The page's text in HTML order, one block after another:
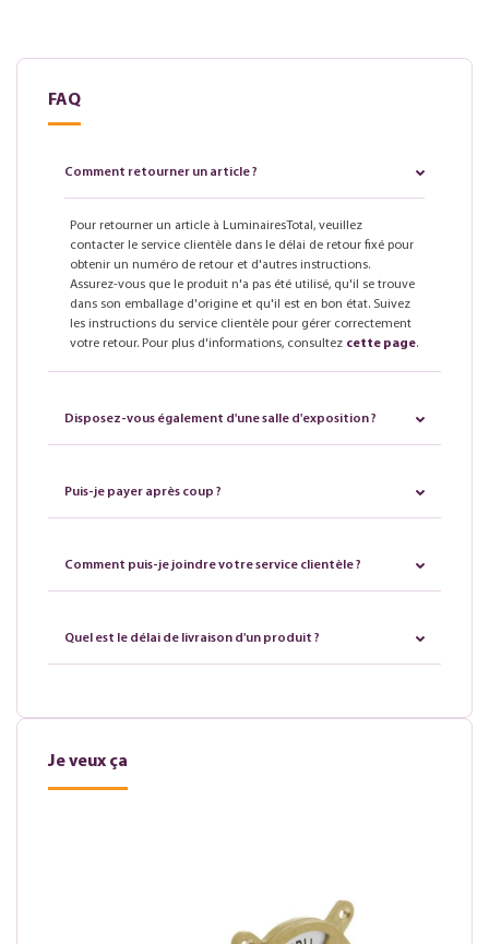
FAQ
Comment retourner un article ?
Pour retourner un article à LuminairesTotal, veuillez
contacter le service clientèle dans le délai de retour fixé pour
obtenir un numéro de retour et d'autres instructions.
Assurez-vous que le produit n'a pas été utilisé, qu'il se trouve
dans son emballage d'origine et qu'il est en bon état. Suivez
les instructions du service clientèle pour gérer correctement
votre retour. Pour plus d'informations, consultez cette page.
Disposez-vous également d'une salle d'exposition ?
Puis-je payer après coup ?
Comment puis-je joindre votre service clientèle ?
Quel est le délai de livraison d'un produit ?
Je veux ça